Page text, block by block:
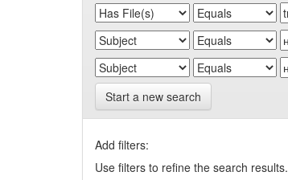
Start a new search
Add filters:
Use filters to refine the search results.